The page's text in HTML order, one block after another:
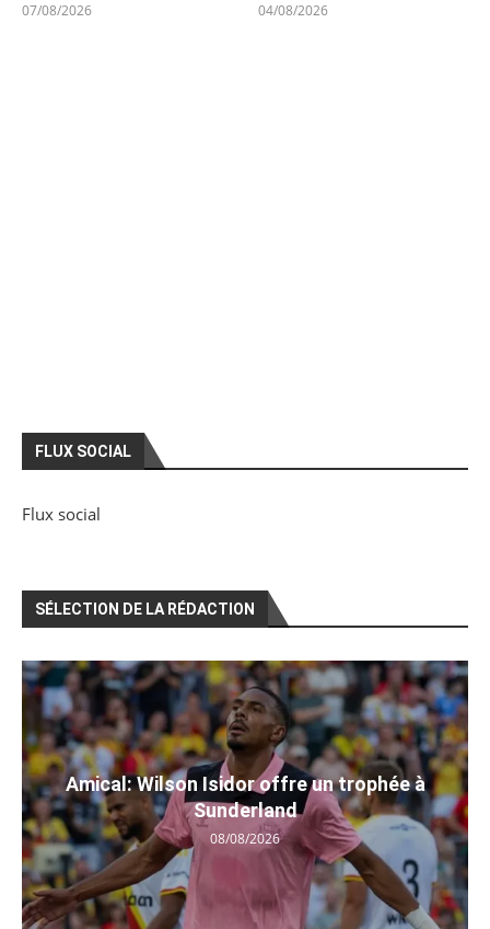
07/08/2026 04/08/2026
FLUX SOCIAL
Flux social
SÉLECTION DE LA RÉDACTION
Amical: Wilson Isidor offre un trophée à
Sunderland
08/08/2026